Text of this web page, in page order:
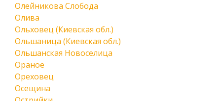
Олейникова Слобода
Олива
Ольховец (Киевская обл.)
Ольшаница (Киевская обл.)
Ольшанская Новоселица
Ораное
Ореховец
Осещина